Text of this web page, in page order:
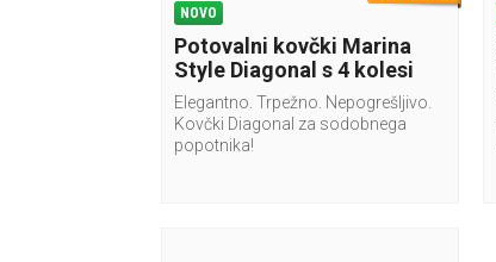
NOVO
Potovalni kovčki Marina
Style Diagonal s 4 kolesi
Elegantno. Trpežno. Nepogrešljivo.
Kovčki Diagonal za sodobnega
popotnika!